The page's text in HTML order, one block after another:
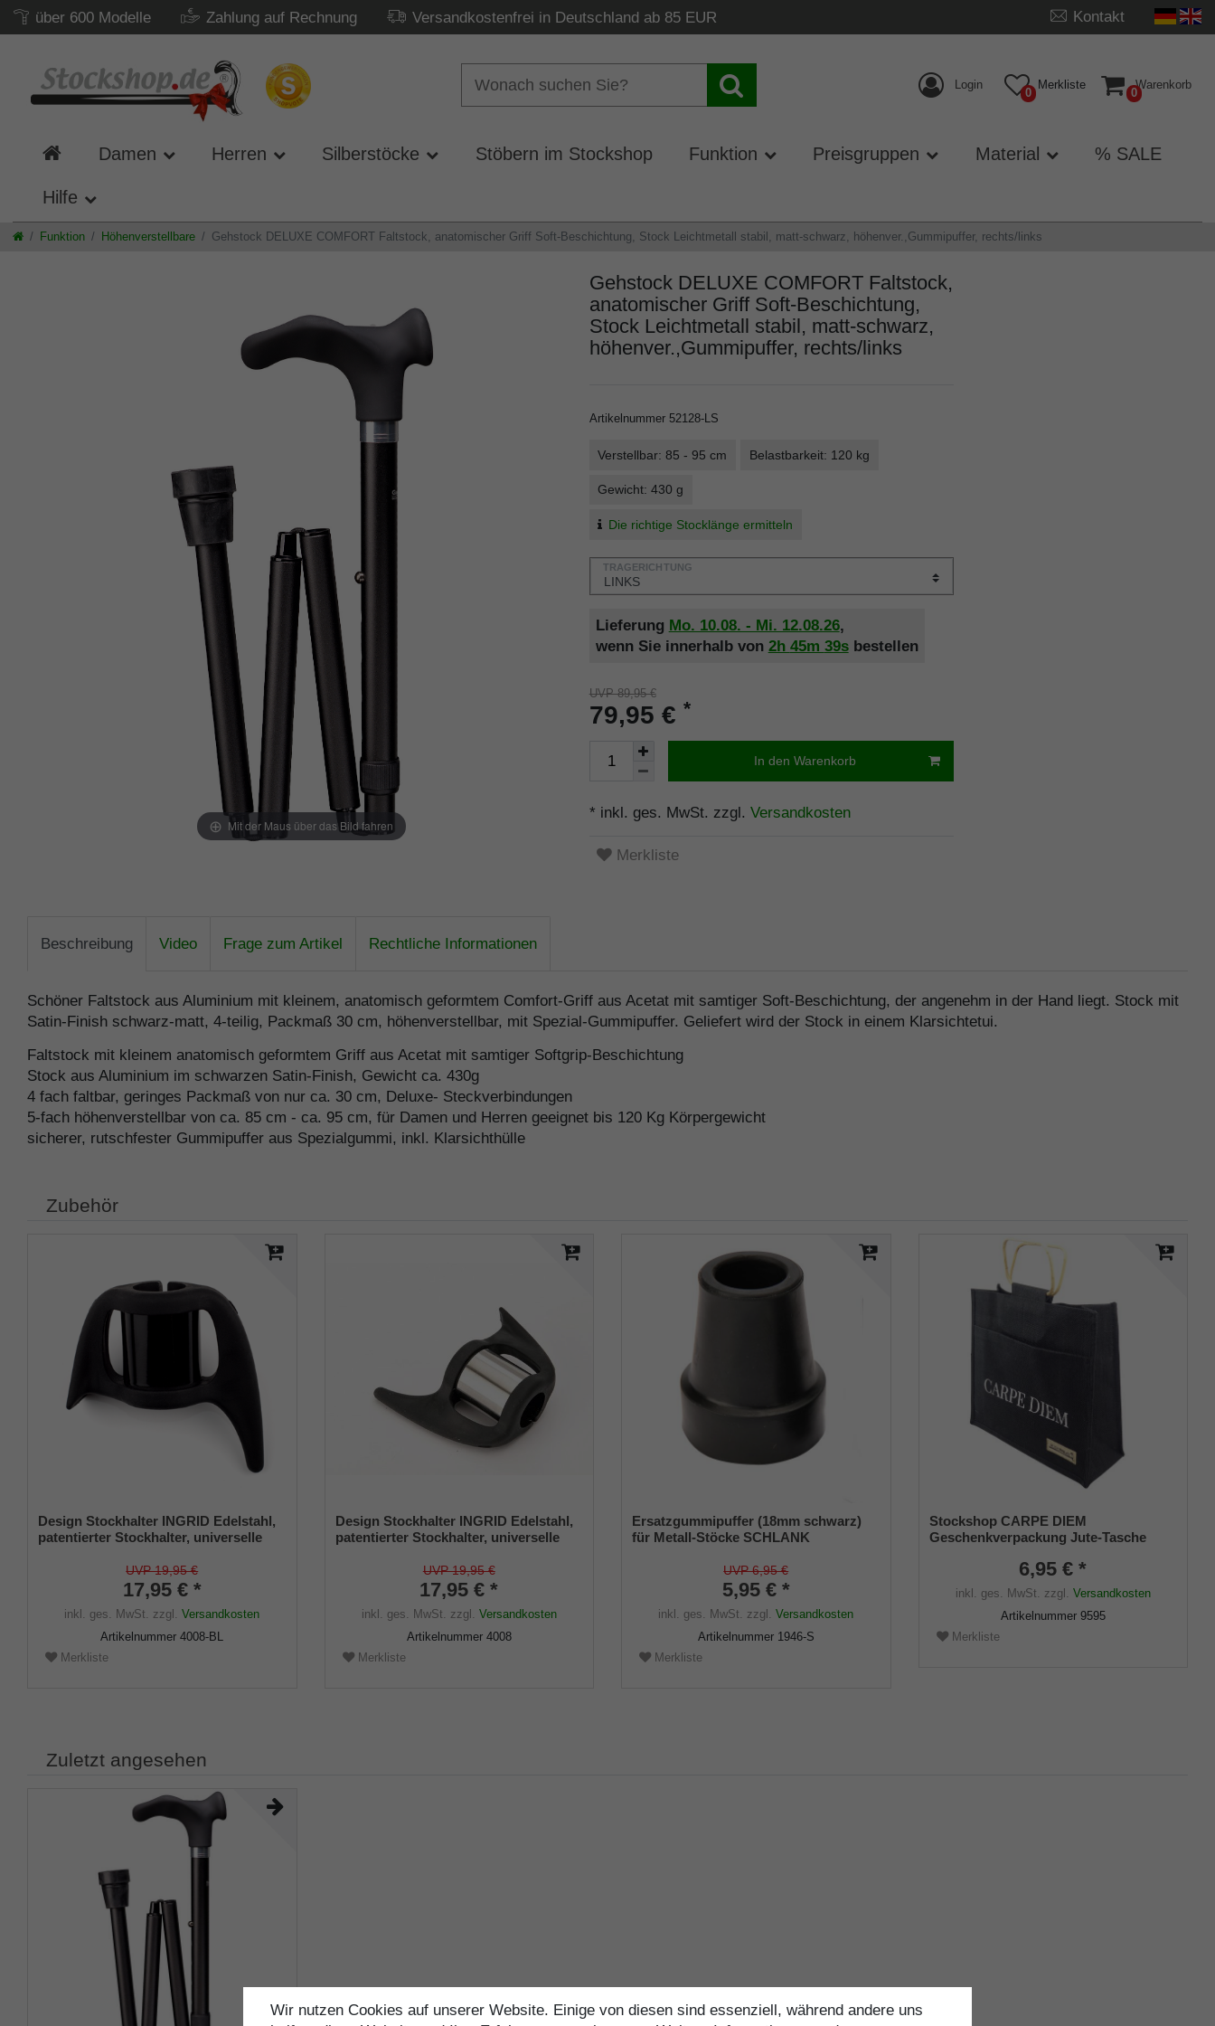
über 600 Modelle Zahlung auf Rechnung Versandkostenfrei in Deutschland ab 85 EUR Kontakt
Login
0
Merkliste
0
Warenkorb
Damen Herren Silberstöcke Stöbern im Stockshop Funktion Preisgruppen Material % SALE
Hilfe
Funktion Höhenverstellbare Gehstock DELUXE COMFORT Faltstock, anatomischer Griff Soft-Beschichtung, Stock Leichtmetall stabil, matt-schwarz, höhenver.,Gummipuffer, rechts/links
Mit der Maus über das Bild fahren
Gehstock DELUXE COMFORT Faltstock,
anatomischer Griff Soft-Beschichtung,
Stock Leichtmetall stabil, matt-schwarz,
höhenver.,Gummipuffer, rechts/links
Artikelnummer 52128-LS
Verstellbar: 85 - 95 cm Belastbarkeit: 120 kg
Gewicht: 430 g
Die richtige Stocklänge ermitteln
TRAGERICHTUNG
Lieferung Mo. 10.08. - Mi. 12.08.26,
wenn Sie innerhalb von 2h 45m 38sbestellen
UVP 89,95 €
79,95 € *
In den Warenkorb
* inkl. ges. MwSt. zzgl. Versandkosten
Merkliste
Beschreibung Video Frage zum Artikel Rechtliche Informationen
Schöner Faltstock aus Aluminium mit kleinem, anatomisch geformtem Comfort-Griff aus Acetat mit samtiger Soft-Beschichtung, der angenehm in der Hand liegt. Stock mit
Satin-Finish schwarz-matt, 4-teilig, Packmaß 30 cm, höhenverstellbar, mit Spezial-Gummipuffer. Geliefert wird der Stock in einem Klarsichtetui.
Faltstock mit kleinem anatomisch geformtem Griff aus Acetat mit samtiger Softgrip-Beschichtung
Stock aus Aluminium im schwarzen Satin-Finish, Gewicht ca. 430g
4 fach faltbar, geringes Packmaß von nur ca. 30 cm, Deluxe- Steckverbindungen
5-fach höhenverstellbar von ca. 85 cm - ca. 95 cm, für Damen und Herren geeignet bis 120 Kg Körpergewicht
sicherer, rutschfester Gummipuffer aus Spezialgummi, inkl. Klarsichthülle
Zubehör
Design Stockhalter INGRID Edelstahl,
patentierter Stockhalter, universelle
UVP 19,95 €
17,95 € *
inkl. ges. MwSt. zzgl.Versandkosten
Artikelnummer4008-BL
Merkliste
Design Stockhalter INGRID Edelstahl,
patentierter Stockhalter, universelle
UVP 19,95 €
17,95 € *
inkl. ges. MwSt. zzgl. Versandkosten
Artikelnummer 4008
Merkliste
Ersatzgummipuffer (18mm schwarz)
für Metall-Stöcke SCHLANK
Metalleinlage (VE 1 Stück)
UVP 6,95 €
5,95 € *
inkl. ges. MwSt. zzgl.Versandkosten
Artikelnummer 1946-S
Merkliste
Stockshop CARPE DIEM
Geschenkverpackung Jute-Tasche
Trinkstöcke, Faltstöcke, Flipstick,
Sonstiges
6,95 € *
inkl. ges. MwSt. zzgl. Versandkosten
Artikelnummer 9595
Merkliste
Zuletzt angesehen
Wir nutzen Cookies auf unserer Website. Einige von diesen sind essenziell, während andere uns